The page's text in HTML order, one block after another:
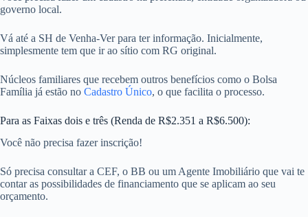
governo local.
Vá até a SH de Venha-Ver para ter informação. Inicialmente,
simplesmente tem que ir ao sítio com RG original.
Núcleos familiares que recebem outros benefícios como o Bolsa
Família já estão no Cadastro Único, o que facilita o processo.
Para as Faixas dois e três (Renda de R$2.351 a R$6.500):
Você não precisa fazer inscrição!
Só precisa consultar a CEF, o BB ou um Agente Imobiliário que vai te
contar as possibilidades de financiamento que se aplicam ao seu
orçamento.